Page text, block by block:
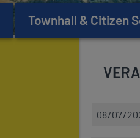
Townhall & Citizen